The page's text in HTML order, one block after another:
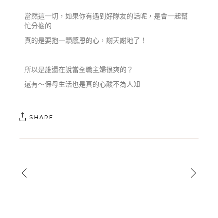
當然這一切，如果你有遇到好隊友的話呢，是會一起幫
忙分擔的
真的是要抱一顆感恩的心，謝天謝地了！
所以是誰還在說當全職主婦很爽的？
還有～保母生活也是真的心酸不為人知
SHARE